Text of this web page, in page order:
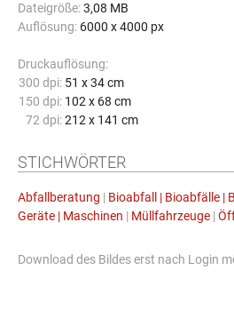
Dateigröße:3,08 MB
Auflösung: 6000 x 4000 px
Druckauflösung:
300 dpi: 51 x 34 cm
150 dpi: 102 x 68 cm
72 dpi: 212 x 141 cm
STICHWÖRTER
Abfallberatung | Bioabfall | Bioabfälle |
Geräte | Maschinen | Müllfahrzeuge |
Download des Bildes erst nach Login